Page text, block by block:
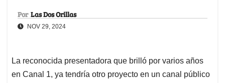
Por Las Dos Orillas
NOV 29, 2024
La reconocida presentadora que brilló por varios años
en Canal 1, ya tendría otro proyecto en un canal público